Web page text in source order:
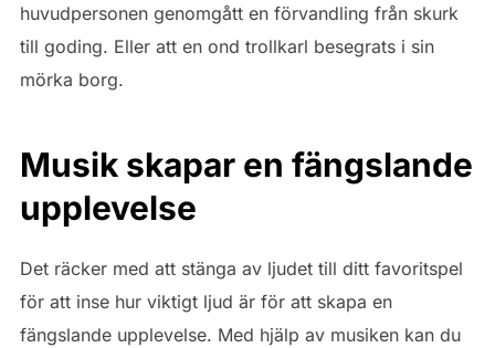
huvudpersonen genomgått en förvandling från skurk
till goding. Eller att en ond trollkarl besegrats i sin
mörka borg.
Musik skapar en fängslande
upplevelse
Det räcker med att stänga av ljudet till ditt favoritspel
för att inse hur viktigt ljud är för att skapa en
fängslande upplevelse. Med hjälp av musiken kan du